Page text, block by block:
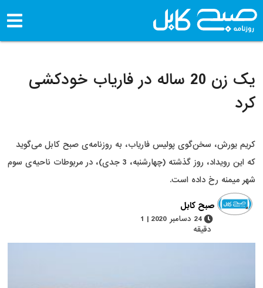
یک زن 20 ساله در فاریاب خودکشی
کرد
کریم یورش، سخن‌گوی پولیس فاریاب، به روزنامه‌ی صبح کابل می‌گوید
که این رویداد، روز گذشته (چهارشنبه، 3 جدی)، در مربوطات ناحیه‌ی سوم
شهر میمنه رخ داده است.
صبح کابل
24 دسامبر 2020 | 1
دقیقه